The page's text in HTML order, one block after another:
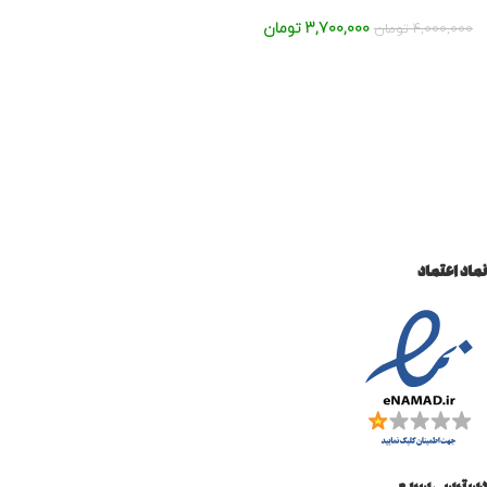
4,000,000 تومان 3,700,000 تومان
نماد اعتماد